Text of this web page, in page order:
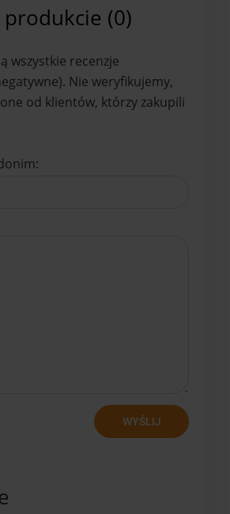
(0)
wszystkie recenzje
Nie weryfikujemy,
od klientów, którzy zakupili
WYŚLIJ